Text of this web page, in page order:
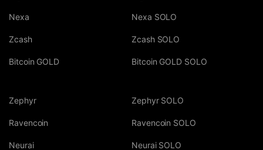
Nexa
Zcash
Bitcoin GOLD
Nexa SOLO
Zcash SOLO
Bitcoin GOLD SOLO
Zephyr
Ravencoin
Neurai
Zephyr SOLO
Ravencoin SOLO
Neurai SOLO